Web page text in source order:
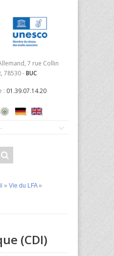
7 rue Collin
78530 -BUC
: 01.39.07.14.20
» Vie du LFA»
(CDI)